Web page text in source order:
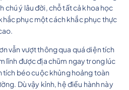
chú ý lâu đời, chỗ tất cả khoa học
phục một cách khắc phục thực
vẫn vượt thông qua quá diện tích
lĩnh được địa chũm ngay trong lúc
tích béo cuộc khủng hoảng toàn
Dù vậy kỉnh, hệ điều hành này